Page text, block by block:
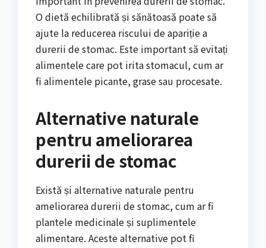
O dietă echilibrată și sănătoasă poate să
ajute la reducerea riscului de apariție a
durerii de stomac. Este important să evitați
alimentele care pot irita stomacul, cum ar
fi alimentele picante, grase sau procesate.
Alternative naturale
pentru ameliorarea
durerii de stomac
Există și alternative naturale pentru
ameliorarea durerii de stomac, cum ar fi
plantele medicinale și suplimentele
alimentare. Aceste alternative pot fi